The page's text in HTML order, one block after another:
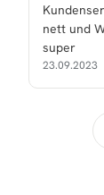
nett und
super
23.09.2023